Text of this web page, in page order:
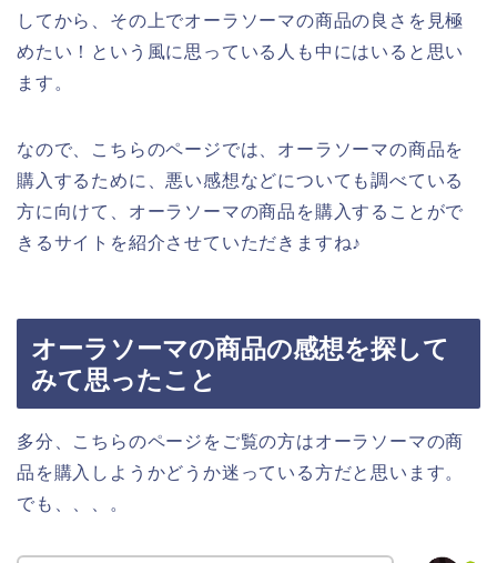
してから、その上でオーラソーマの商品の良さを見極
めたい！という風に思っている人も中にはいると思い
ます。
なので、こちらのページでは、オーラソーマの商品を
購入するために、悪い感想などについても調べている
方に向けて、オーラソーマの商品を購入することがで
きるサイトを紹介させていただきますね♪
オーラソーマの商品の感想を探して
みて思ったこと
多分、こちらのページをご覧の方はオーラソーマの商
品を購入しようかどうか迷っている方だと思います。
でも、、、。